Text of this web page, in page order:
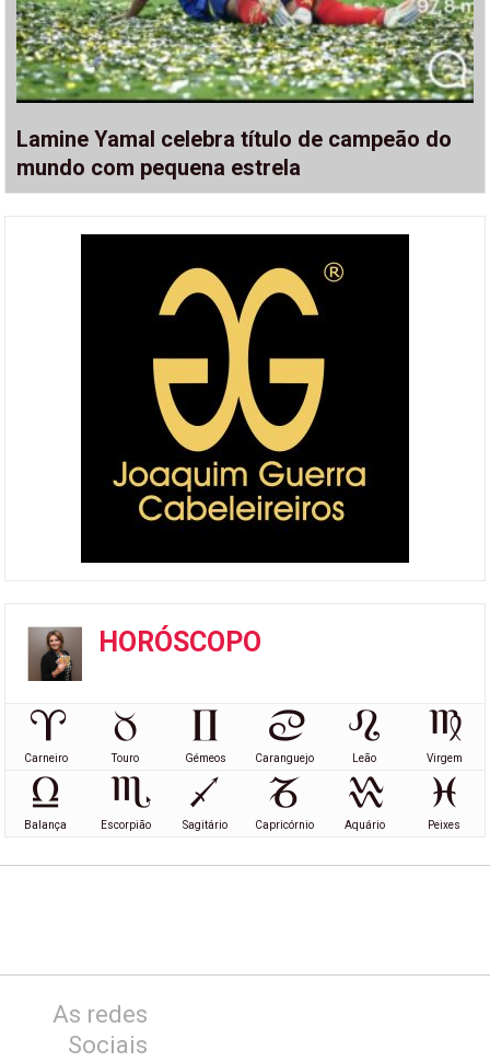
Lamine Yamal celebra título de campeão do
mundo com pequena estrela
HORÓSCOPO
Carneiro Touro Gémeos Caranguejo Leão Virgem
Balança Escorpião Sagitário Capricórnio Aquário Peixes
As redes
Sociais